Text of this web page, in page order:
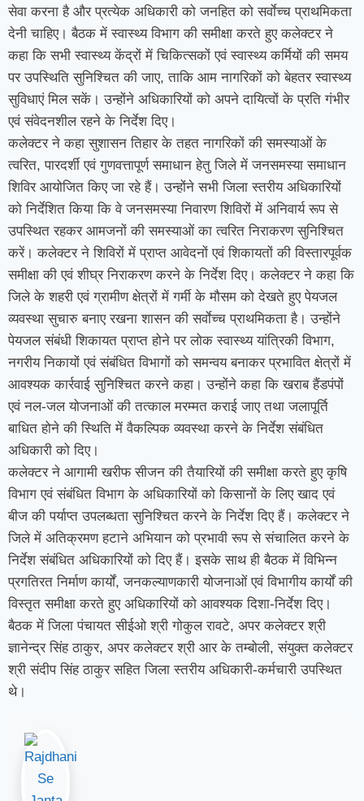
सेवा करना है और प्रत्येक अधिकारी को जनहित को सर्वाेच्च प्राथमिकता
देनी चाहिए। बैठक में स्वास्थ्य विभाग की समीक्षा करते हुए कलेक्टर ने
कहा कि सभी स्वास्थ्य केंद्रों में चिकित्सकों एवं स्वास्थ्य कर्मियों की समय
पर उपस्थिति सुनिश्चित की जाए, ताकि आम नागरिकों को बेहतर स्वास्थ्य
सुविधाएं मिल सकें। उन्होंने अधिकारियों को अपने दायित्वों के प्रति गंभीर
एवं संवेदनशील रहने के निर्देश दिए।
कलेक्टर ने कहा सुशासन तिहार के तहत नागरिकों की समस्याओं के
त्वरित, पारदर्शी एवं गुणवत्तापूर्ण समाधान हेतु जिले में जनसमस्या समाधान
शिविर आयोजित किए जा रहे हैं। उन्होंने सभी जिला स्तरीय अधिकारियों
को निर्देशित किया कि वे जनसमस्या निवारण शिविरों में अनिवार्य रूप से
उपस्थित रहकर आमजनों की समस्याओं का त्वरित निराकरण सुनिश्चित
करें। कलेक्टर ने शिविरों में प्राप्त आवेदनों एवं शिकायतों की विस्तारपूर्वक
समीक्षा की एवं शीघ्र निराकरण करने के निर्देश दिए। कलेक्टर ने कहा कि
जिले के शहरी एवं ग्रामीण क्षेत्रों में गर्मी के मौसम को देखते हुए पेयजल
व्यवस्था सुचारु बनाए रखना शासन की सर्वाेच्च प्राथमिकता है। उन्होंने
पेयजल संबंधी शिकायत प्राप्त होने पर लोक स्वास्थ्य यांत्रिकी विभाग,
नगरीय निकायों एवं संबंधित विभागों को समन्वय बनाकर प्रभावित क्षेत्रों में
आवश्यक कार्रवाई सुनिश्चित करने कहा। उन्होंने कहा कि खराब हैंडपंपों
एवं नल-जल योजनाओं की तत्काल मरम्मत कराई जाए तथा जलापूर्ति
बाधित होने की स्थिति में वैकल्पिक व्यवस्था करने के निर्देश संबंधित
अधिकारी को दिए।
कलेक्टर ने आगामी खरीफ सीजन की तैयारियों की समीक्षा करते हुए कृषि
विभाग एवं संबंधित विभाग के अधिकारियों को किसानों के लिए खाद एवं
बीज की पर्याप्त उपलब्धता सुनिश्चित करने के निर्देश दिए हैं। कलेक्टर ने
जिले में अतिक्रमण हटाने अभियान को प्रभावी रूप से संचालित करने के
निर्देश संबंधित अधिकारियों को दिए हैं। इसके साथ ही बैठक में विभिन्न
प्रगतिरत निर्माण कार्यों, जनकल्याणकारी योजनाओं एवं विभागीय कार्यों की
विस्तृत समीक्षा करते हुए अधिकारियों को आवश्यक दिशा-निर्देश दिए।
बैठक में जिला पंचायत सीईओ श्री गोकुल रावटे, अपर कलेक्टर श्री
ज्ञानेन्द्र सिंह ठाकुर, अपर कलेक्टर श्री आर के तम्बोली, संयुक्त कलेक्टर
श्री संदीप सिंह ठाकुर सहित जिला स्तरीय अधिकारी-कर्मचारी उपस्थित
थे।